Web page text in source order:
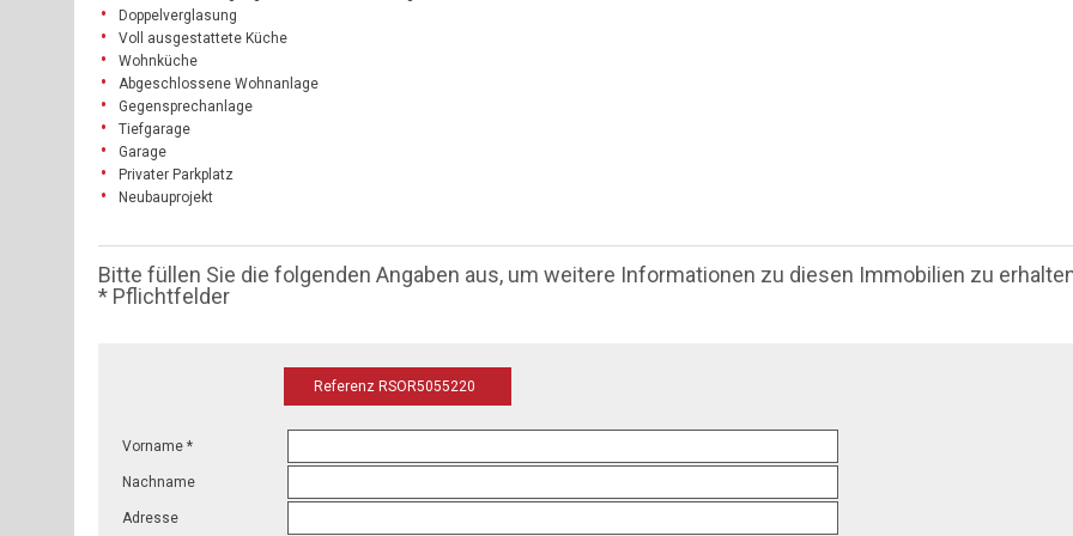
Doppelverglasung
Voll ausgestattete Küche
Wohnküche
Abgeschlossene Wohnanlage
Gegensprechanlage
Tiefgarage
Garage
Privater Parkplatz
Neubauprojekt
Bitte füllen Sie die folgenden Angaben aus, um weitere Informationen zu diesen Immobilien zu
* Pflichtfelder
Referenz RSOR5055220
Vorname *
Nachname
Adresse